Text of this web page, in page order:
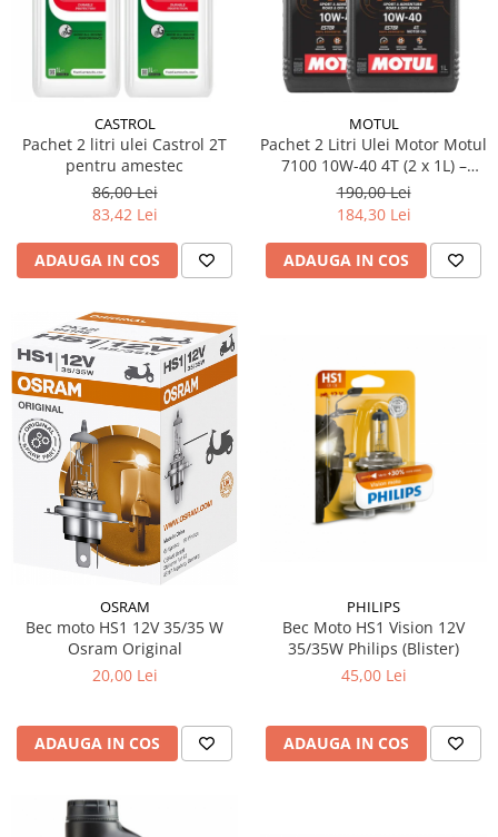
10W60
15W40
20W50
AdBlue
Aditivi Auto
Lichid de Frana
Lichid de Parbriz
Ulei Cutie de Viteze
Ulei Servodirectie
Uleiuri Hidraulice
Vaselina si Lubrifianti Auto
Filtre Auto
Filtre Aer
Filtre Combustibil
Filtre Habitaclu
Intretinere si Cosmetica Auto
Produse Cosmetica Auto
Produse curatare interior auto
Accesorii Auto
Cabluri Curent Auto
CASTROL
Pachet 2 litri ulei Castrol 2T
pentru amestec
86,00 Lei
83,42 Lei
ADAUGA IN COS
MOTUL
Pachet 2 Litri Ulei Motor Motul
7100 10W-40 4T (2 x 1L) –
100% Sintetic, API SP, JASO
MA2
190,00 Lei
184,30 Lei
ADAUGA IN COS
OSRAM
Bec moto HS1 12V 35/35 W
Osram Original
20,00 Lei
ADAUGA IN COS
PHILIPS
Bec Moto HS1 Vision 12V
35/35W Philips (Blister)
45,00 Lei
ADAUGA IN COS